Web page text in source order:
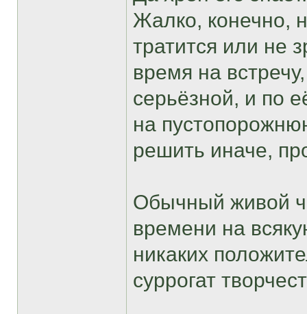
Жалко, конечно,
тратится или не
время на
серьёзной, и по
на
решить иначе,
Обычный живой
времени на
никаких
суррогат